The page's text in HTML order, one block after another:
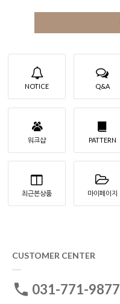
NOTICE Q&A
워크샵 PATTERN
최근본상품 마이페이지
CUSTOMER CENTER
031-771-9877